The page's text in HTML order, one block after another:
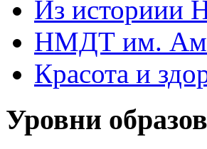
Из историии
НМДТ им.
Красота и
Уровни